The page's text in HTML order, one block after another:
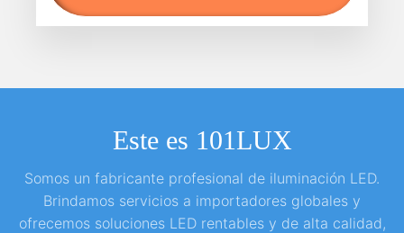
Este es 101LUX
Somos un fabricante profesional de iluminación LED.
Brindamos servicios a importadores globales y
ofrecemos soluciones LED rentables y de alta calidad,